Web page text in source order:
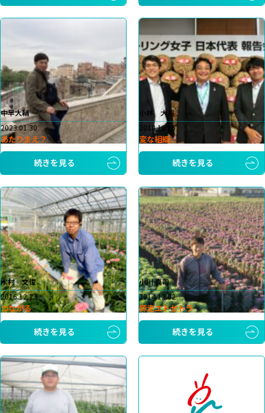
中早大輔
2023.01.30
あたりまえ？
続きを見る
小林 大将
2018.10.16
変な組織
続きを見る
木村 文俊
2016.12.13
つながる
続きを見る
小川 真司
2014.12.02
師走エトセトラ
続きを見る